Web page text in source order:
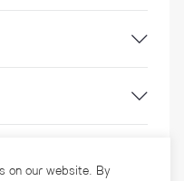
on our website. By